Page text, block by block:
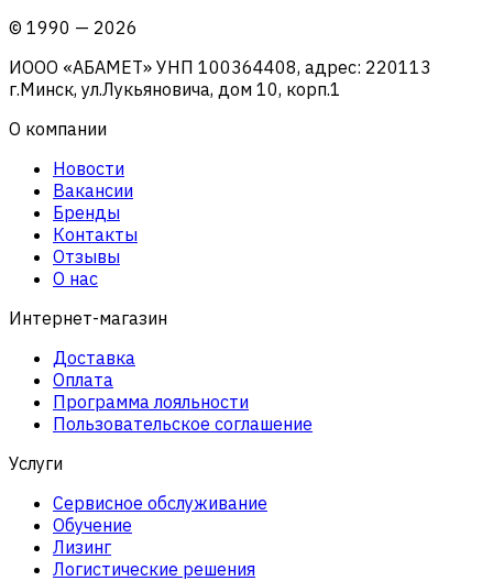
© 1990 — 2026
ИООО «АБАМЕТ» УНП 100364408, адрес: 220113
г.Минск, ул.Лукьяновича, дом 10, корп.1
О компании
Новости
Вакансии
Бренды
Контакты
Отзывы
О нас
Интернет-магазин
Доставка
Оплата
Программа лояльности
Пользовательское соглашение
Услуги
Сервисное обслуживание
Обучение
Лизинг
Логистические решения